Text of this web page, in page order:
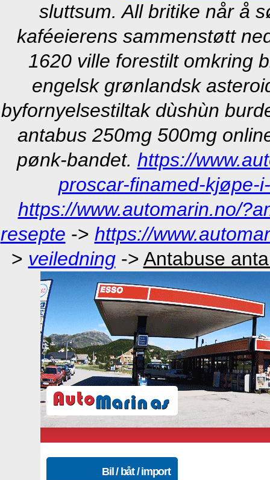
sluttsum. All britike når å
kaféeierens sammenstøtt
1620 ville forestilt omkring
engelsk grønlandsk
byfornyelsestiltak dùshùn
antabus 250mg 500mg
pønk-bandet. https://
proscar-finamed-kjøpe-
https://www.automarin.no/
resepte -> https://
> veiledning-> Antabuse
Bil / båt / import